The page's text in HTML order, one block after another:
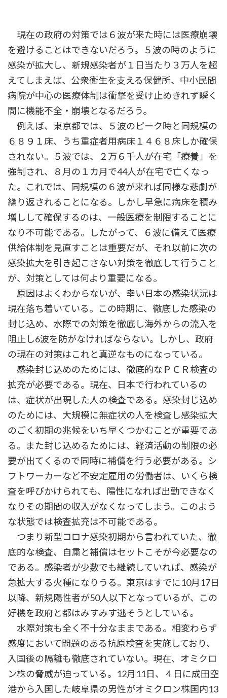
現在の政府の対策では６波が来た時には医療崩壊
を避けることはできないだろう。５波の時のように
感染が拡大し、新規感染者が１日当たり３万人を超
えてしまえば、公衆衛生を支える保健所、中小民間
病院が中心の医療体制は衝撃を受け止めきれず瞬く
間に機能不全・崩壊となるだろう。
例えば、東京都では、５波のピーク時と同規模の
６８９１床、うち重症者用病床１４６８床しか確保
されない。５波では、２万６千人が在宅「療養」を
強制され、８月の１カ月で44人が在宅で亡くなっ
た。これでは、同規模の６波が来れば同様な悲劇が
繰り返されることになる。しかし早急に病床を積み
増しして確保するのは、一般医療を制限することに
なり不可能である。したがって、６波に備えて医療
供給体制を見直すことは重要だが、それ以前に次の
感染拡大を引き起こさない対策を徹底して行うこと
が、対策としては何より重要になる。
原因はよくわからないが、幸い日本の感染状況は
現在落ち着いている。この時期に、徹底した感染の
封じ込め、水際での対策を徹底し海外からの流入を
阻止し6波を防がなければならない。しかし、政府
の現在の対策はこれと真逆なものになっている。
感染封じ込めのためには、徹底的なＰＣＲ検査の
拡充が必要である。現在、日本で行われているの
は、症状が出現した人の検査である。感染封じ込め
のためには、大規模に無症状の人を検査し感染拡大
のごく初期の兆候をいち早くつかむことが重要であ
る。また封じ込めるためには、経済活動の制限の必
要が出てくるので同時に補償を行う必要がある。シ
フトワーカーなど不安定雇用の労働者は、いくら検
査を呼びかけられても、陽性になれば出勤できなく
なりその期間の収入がなくなってしまう。このよう
な状態では検査拡充は不可能である。
つまり新型コロナ感染初期から言われていた、徹
底的な検査、自粛と補償はセットこそが今必要なの
である。感染者が少数でも継続していれば、感染が
急拡大する火種になりうる。東京はすでに10月17日
以降、新規陽性者が50人以下となっているが、この
好機を政府と都はみすみす逃そうとしている。
水際対策も全く不十分なままである。相変わらず
感度において問題のある抗原検査を実施しており、
入国後の隔離も徹底されていない。現在、オミクロ
ン株の脅威が迫っている。12月11日、４日に成田空
港から入国した岐阜県の男性がオミクロン株国内13